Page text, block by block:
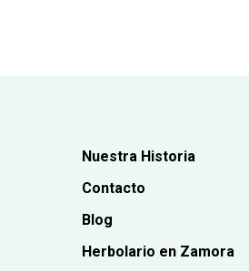
Nuestra Historia
Contacto
Blog
Herbolario en Zamora